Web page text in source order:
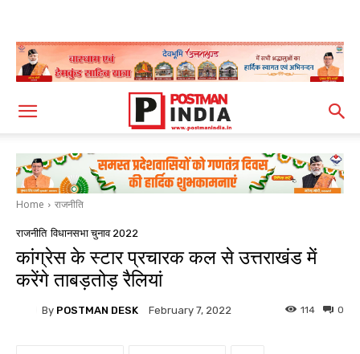
Home राजनीति
राजनीति विधानसभा चुनाव 2022
कांग्रेस के स्टार प्रचारक कल से उत्तराखंड में
करेंगे ताबड़तोड़ रैलियां
By POSTMAN DESK February 7, 2022 0
114